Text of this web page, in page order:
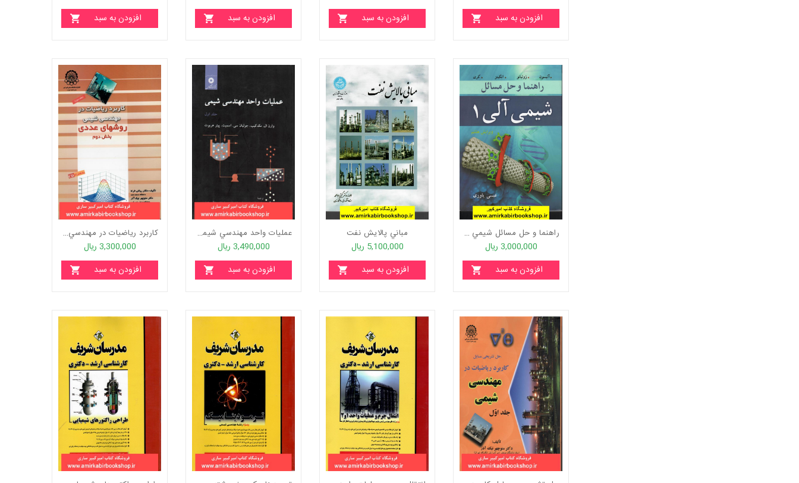
افزودن به سبد
افزودن به سبد
افزودن به سبد
افزودن به سبد
راهنما و حل مسائل شيمي آلي1(آليسون،ژوليانو،اتکينز،کري)
3,000,000 ریال
افزودن به سبد
مباني پالايش نفت
5,100,000 ریال
افزودن به سبد
عمليات واحد مهندسي شيمي-جلد اول "زيرچاپ"
3,490,000 ریال
افزودن به سبد
کاربرد رياضيات در مهندسي شيمي-جلد دوم(بخش اول و دوم:روشهاي عددي)
3,300,000 ریال
افزودن به سبد